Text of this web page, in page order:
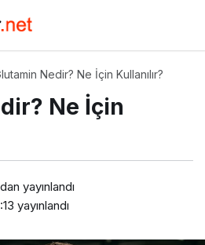
Nedir? Ne İçin Kullanılır?
Ne İçin
yayınlandı
yayınlandı
Karışan Diğer Hastalıklar